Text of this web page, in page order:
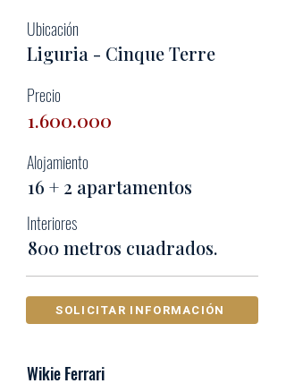
Ubicación
Liguria - Cinque Terre
Precio
1.600.000
Alojamiento
16 + 2 apartamentos
Interiores
800 metros cuadrados.
SOLICITAR INFORMACIÓN
Wikie Ferrari